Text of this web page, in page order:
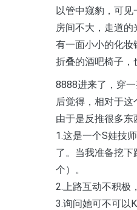
以管中窥豹，可见
房间不大，走道
有一面小小的化妆
折叠的酒吧椅子，
8888进来了，穿
后觉得，相对于这
由于是反推很多东
1.这是一个S娃技
了。当我准备挖
个）。
2.上路互动不积极
3.询问她可不可以